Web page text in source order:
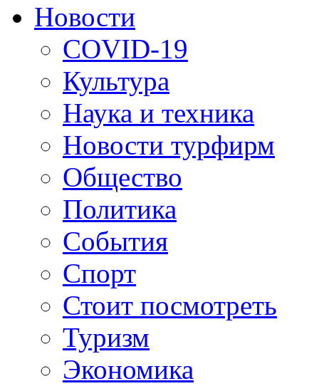
Новости
COVID-19
Культура
Наука и техника
Новости турфирм
Общество
Политика
События
Спорт
Стоит посмотреть
Туризм
Экономика